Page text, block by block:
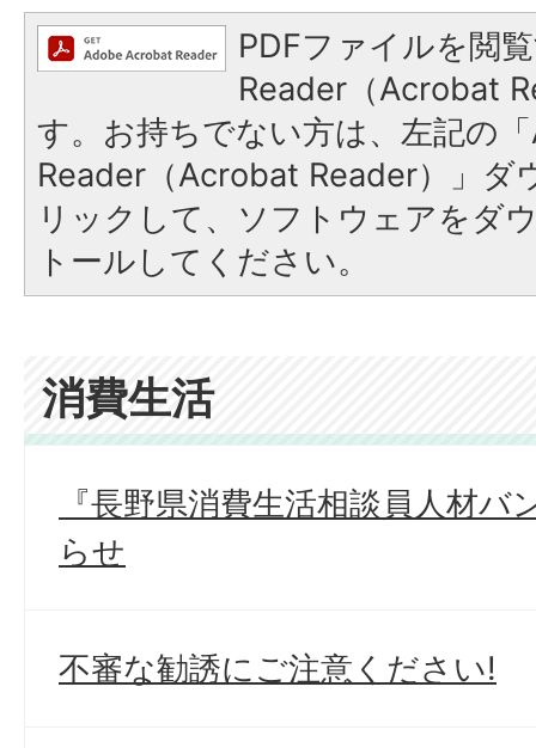
PDFファイルを閲
Reader（Acrobat
す。お持ちでない方は、左記の
Reader（Acrobat Reader）」ダ
リックして、ソフトウェアをダ
トールしてください。
消費生活
『長野県消費生活相談員人材
らせ
不審な勧誘にご注意ください!